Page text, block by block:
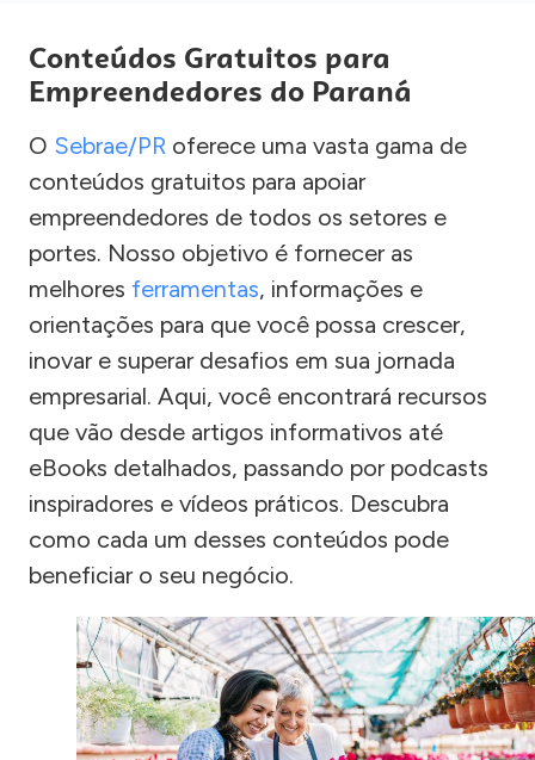
Conteúdos Gratuitos para
Empreendedores do Paraná
O Sebrae/PR oferece uma vasta gama de
conteúdos gratuitos para apoiar
empreendedores de todos os setores e
portes. Nosso objetivo é fornecer as
melhores ferramentas, informações e
orientações para que você possa crescer,
inovar e superar desafios em sua jornada
empresarial. Aqui, você encontrará recursos
que vão desde artigos informativos até
eBooks detalhados, passando por podcasts
inspiradores e vídeos práticos. Descubra
como cada um desses conteúdos pode
beneficiar o seu negócio.